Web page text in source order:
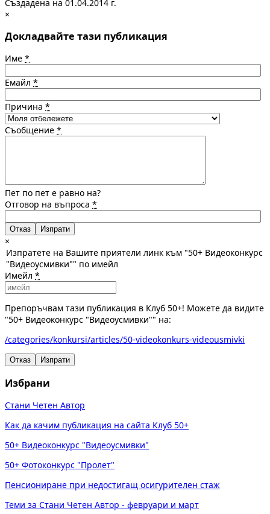
Създадена на 01.04.2014 г.
×
Докладвайте тази публикация
Име *
Емайл *
Причина *
Съобщение *
Пет по пет е равно на?
Отговор на въпроса *
Отказ
×
Изпратете на Вашите приятели линк към "50+ Видеоконкурс
"Видеоусмивки"" по имейл
Имейл *
Препоръчвам тази публикация в Клуб 50+! Можете да видите
"50+ Видеоконкурс "Видеоусмивки"" на:
/categories/konkursi/articles/50-videokonkurs-videousmivki
Отказ Изпрати
Избрани
Стани Четен Автор
Как да качим публикация на сайта Клуб 50+
50+ Видеоконкурс "Видеоусмивки"
50+ Фотоконкурс "Пролет"
Пенсиониране при недостигащ осигурителен стаж
Теми за Стани Четен Автор - февруари и март